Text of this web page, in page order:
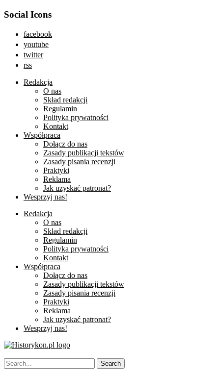
Social Icons
facebook
youtube
twitter
rss
Redakcja
O nas
Skład redakcji
Regulamin
Polityka prywatności
Kontakt
Współpraca
Dołącz do nas
Zasady publikacji tekstów
Zasady pisania recenzji
Praktyki
Reklama
Jak uzyskać patronat?
Wesprzyj nas!
Redakcja
O nas
Skład redakcji
Regulamin
Polityka prywatności
Kontakt
Współpraca
Dołącz do nas
Zasady publikacji tekstów
Zasady pisania recenzji
Praktyki
Reklama
Jak uzyskać patronat?
Wesprzyj nas!